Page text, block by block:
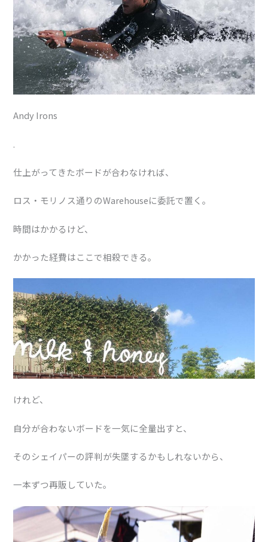
Andy Irons
.
仕上がってきたボードが合わなければ、
ロス・モリノス通りのWarehouseに委託で置く。
時間はかかるけど、
かかった経費はここで相殺できる。
けれど、
自分が合わないボードを一気に全量出すと、
そのシェイパーの評判が失墜するかもしれないから、
一本ずつ再販していた。